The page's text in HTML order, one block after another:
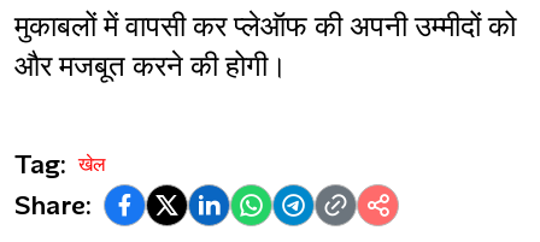
मुकाबलों में वापसी कर प्लेऑफ की अपनी उम्मीदों को
और मजबूत करने की होगी।
Tag: खेल
Share: